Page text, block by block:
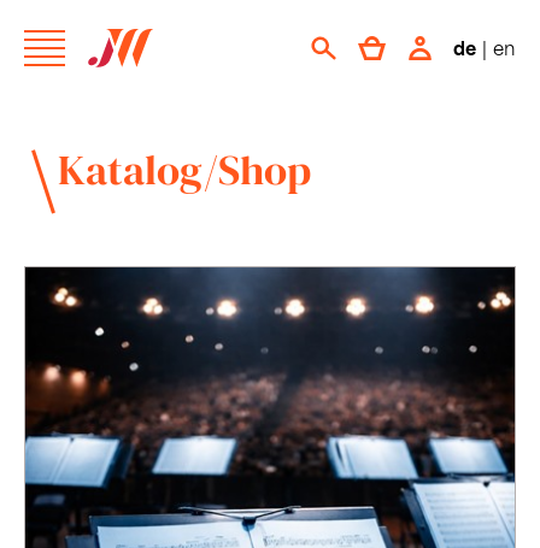
de | en
Katalog/Shop